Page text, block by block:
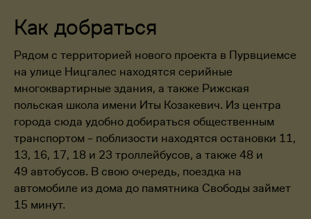
Как добраться
Рядом с территорией нового проекта в Пурвциемсе
на улице Ницгалес находятся серийные
многоквартирные здания, а также Рижская
польская школа имени Иты Козакевич. Из центра
города сюда удобно добираться общественным
транспортом – поблизости находятся остановки 11,
13, 16, 17, 18 и 23 троллейбусов, а также 48 и
49 автобусов. В свою очередь, поездка на
автомобиле из дома до памятника Свободы займет
15 минут.